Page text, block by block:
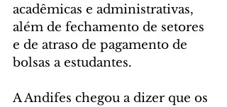
acadêmicas e administrativas,
além de fechamento de setores
e de atraso de pagamento de
bolsas a estudantes.
A Andifes chegou a dizer que os